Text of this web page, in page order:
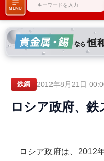
MENU
鉄鋼 2012年8月21日
ロシア政府、鉄
ロシア政府は、2012